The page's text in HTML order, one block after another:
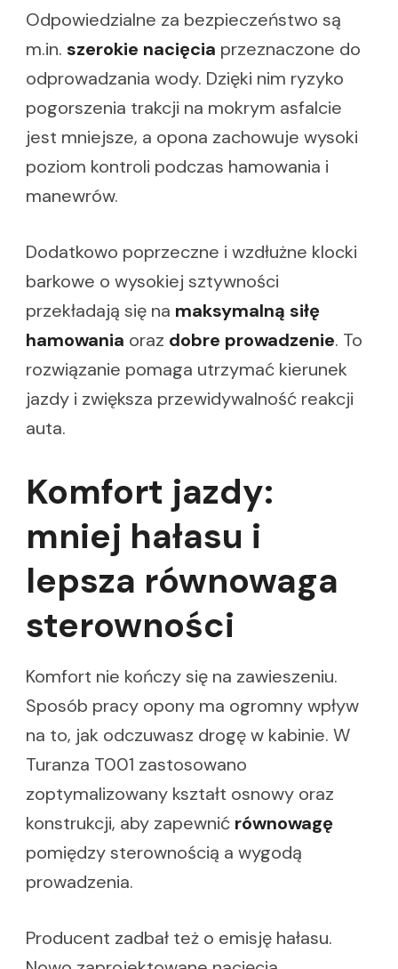
Odpowiedzialne za bezpieczeństwo są
m.in. szerokie nacięcia przeznaczone do
odprowadzania wody. Dzięki nim ryzyko
pogorszenia trakcji na mokrym asfalcie
jest mniejsze, a opona zachowuje wysoki
poziom kontroli podczas hamowania i
manewrów.
Dodatkowo poprzeczne i wzdłużne klocki
barkowe o wysokiej sztywności
przekładają się na maksymalną siłę
hamowania oraz dobre prowadzenie. To
rozwiązanie pomaga utrzymać kierunek
jazdy i zwiększa przewidywalność reakcji
auta.
Komfort jazdy:
mniej hałasu i
lepsza równowaga
sterowności
Komfort nie kończy się na zawieszeniu.
Sposób pracy opony ma ogromny wpływ
na to, jak odczuwasz drogę w kabinie. W
Turanza T001 zastosowano
zoptymalizowany kształt osnowy oraz
konstrukcji, aby zapewnić równowagę
pomiędzy sterownością a wygodą
prowadzenia.
Producent zadbał też o emisję hałasu.